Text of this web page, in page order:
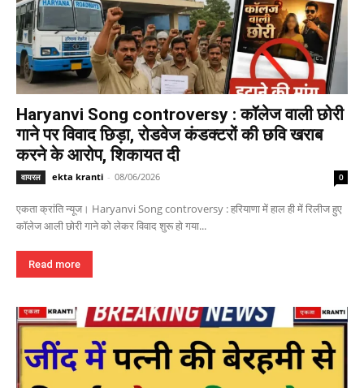
Haryanvi Song controversy : कॉलेज वाली छोरी
गाने पर विवाद छिड़ा, रोडवेज कंडक्टरों की छवि खराब
करने के आरोप, शिकायत दी
वायरल ekta kranti - 08/06/2026 0
एकता क्रांति न्यूज। Haryanvi Song controversy : हरियाणा में हाल ही में रिलीज हुए
कॉलेज आली छोरी गाने को लेकर विवाद शुरू हो गया...
Read more